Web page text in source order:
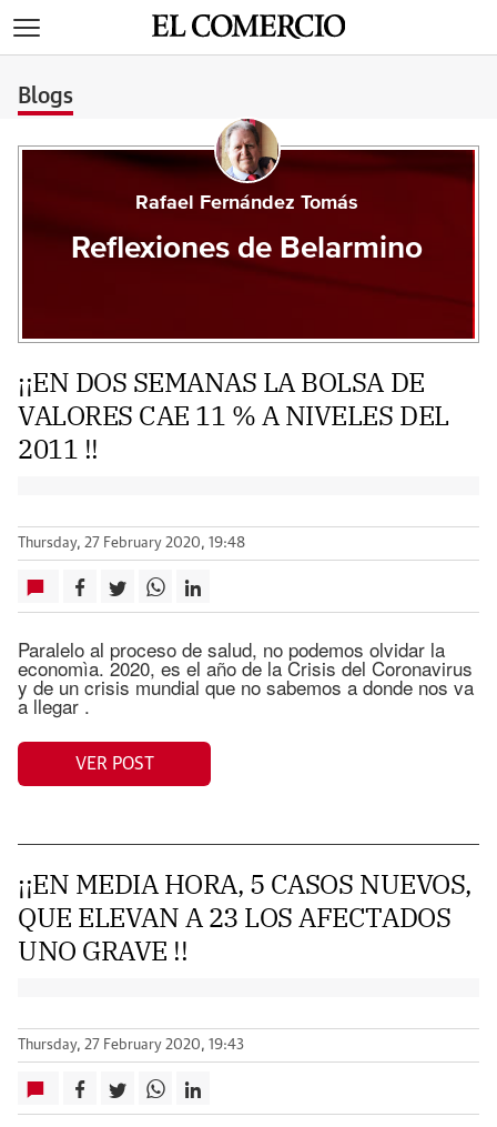
Blogs
Rafael Fernández Tomás
Reflexiones de Belarmino
¡¡EN DOS SEMANAS LA BOLSA DE
VALORES CAE 11 % A NIVELES DEL
2011 !!
Thursday, 27 February 2020, 19:48
Paralelo al proceso de salud, no podemos olvidar la
economìa. 2020, es el año de la Crisis del Coronavirus
y de un crisis mundial que no sabemos a donde nos va
a llegar .
VER POST
¡¡EN MEDIA HORA, 5 CASOS NUEVOS,
QUE ELEVAN A 23 LOS AFECTADOS
UNO GRAVE !!
Thursday, 27 February 2020, 19:43